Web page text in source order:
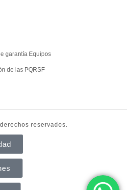
garantía Equipos
de las PQRSF
reservados.